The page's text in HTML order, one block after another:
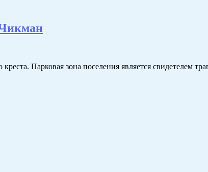
Парковая зона поселения является свидетелем